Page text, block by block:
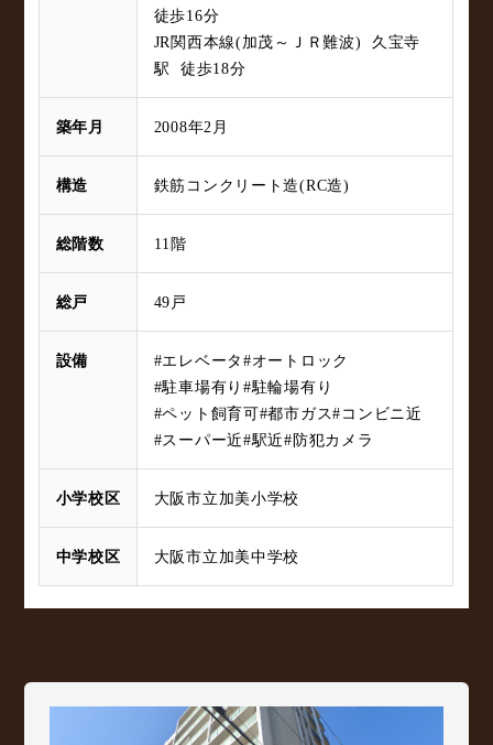
徒歩16分
JR関西本線(加茂～ＪＲ難波) 久宝寺
駅 徒歩18分
築年月 2008年2月
構造 鉄筋コンクリート造(RC造)
総階数 11階
総戸 49戸
設備 #エレベータ#オートロック
#駐車場有り#駐輪場有り
#ペット飼育可#都市ガス#コンビニ近
#スーパー近#駅近#防犯カメラ
小学校区 大阪市立加美小学校
中学校区 大阪市立加美中学校